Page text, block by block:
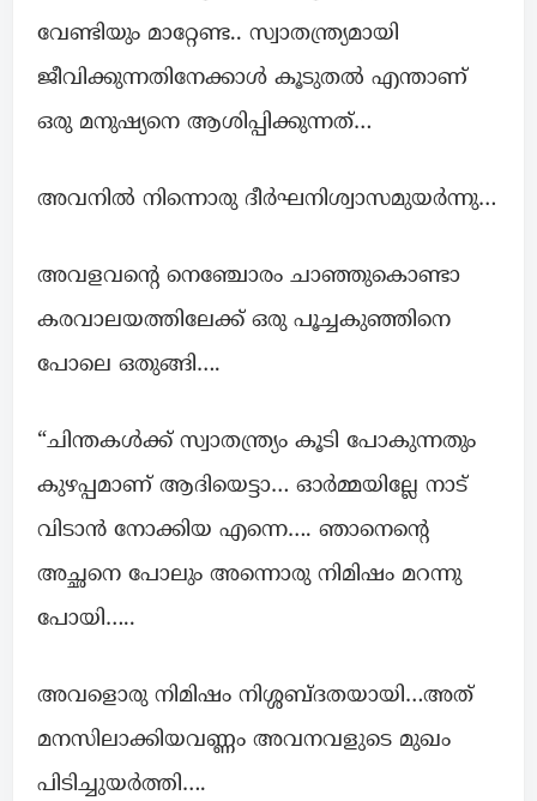
വേണ്ടിയും മാറ്റേണ്ട.. സ്വാതന്ത്ര്യമായി
ജീവിക്കുന്നതിനേക്കാൾ കൂടുതൽ എന്താണ്
ഒരു മനുഷ്യനെ ആശിപ്പിക്കുന്നത്…
അവനിൽ നിന്നൊരു ദീർഘനിശ്വാസമുയർന്നു…
അവളവന്റെ നെഞ്ചോരം ചാഞ്ഞുകൊണ്ടാ
കരവാലയത്തിലേക്ക് ഒരു പൂച്ചകുഞ്ഞിനെ
പോലെ ഒതുങ്ങി….
“ചിന്തകൾക്ക് സ്വാതന്ത്ര്യം കൂടി പോകുന്നതും
കുഴപ്പമാണ് ആദിയെട്ടാ… ഓർമ്മയില്ലേ നാട്
വിടാൻ നോക്കിയ എന്നെ…. ഞാനെന്റെ
അച്ഛനെ പോലും അന്നൊരു നിമിഷം മറന്നു
പോയി…..
അവളൊരു നിമിഷം നിശ്ശബ്ദതയായി…അത്
മനസിലാക്കിയവണ്ണം അവനവളുടെ മുഖം
പിടിച്ചുയർത്തി….